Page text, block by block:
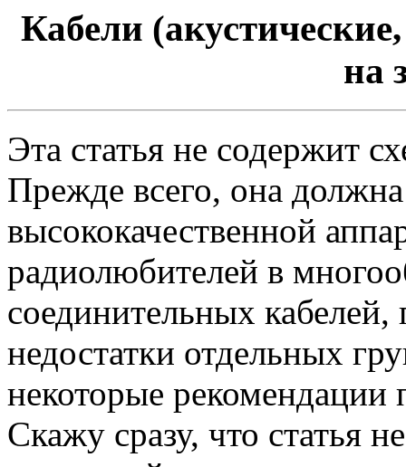
Кабели
на
Эта статья не содержит
Прежде всего, она
высококачественной
радиолюбителей в
соединительных кабелей,
недостатки отдельных
некоторые
Скажу сразу, что статья